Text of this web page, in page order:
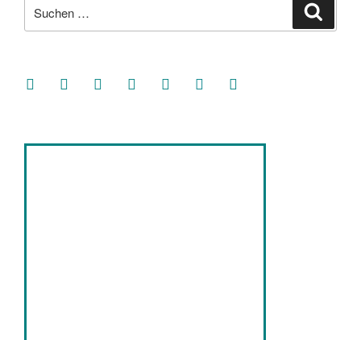
nach:
facebooksoundcloud
twitter mastodoninstagramthreads goodreads